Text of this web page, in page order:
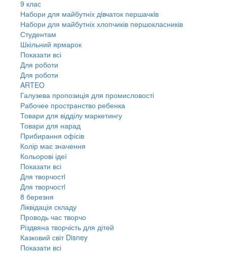
9 клас
Набори для майбутніх дiвчаток першачкiв
Набори для майбутніх хлопчиків першокласників
Студентам
Шкільний ярмарок
Показати всі
Для роботи
Для роботи
ARTEO
Галузева пропозиція для промисловості
Рабочее пространство ребенка
Товари для відділу маркетингу
Товари для нарад
Прибирання офісів
Колір має значення
Кольорові ідеї
Показати всі
Для творчостi
Для творчостi
8 березня
Ліквідація складу
Проводь час творчо
Різдвяна творчість для дітей
Казковий світ Disney
Показати всі